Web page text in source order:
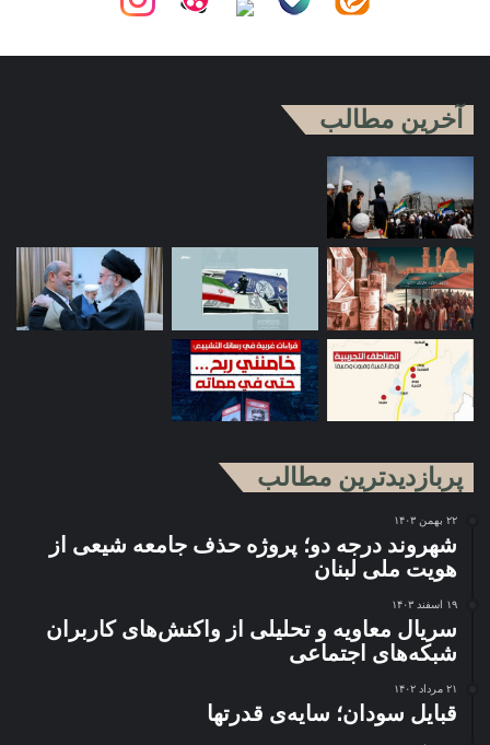
آخرین مطالب
پربازدیدترین مطالب
۲۲ بهمن ۱۴۰۳
شهروند درجه دو؛ پروژه حذف جامعه شیعی از
هویت ملی لبنان
۱۹ اسفند ۱۴۰۳
سریال معاویه و تحلیلی از واکنش‌های کاربران
شبکه‌های اجتماعی
۲۱ مرداد ۱۴۰۲
قبایل سودان؛ سایه‌ی قدرتها